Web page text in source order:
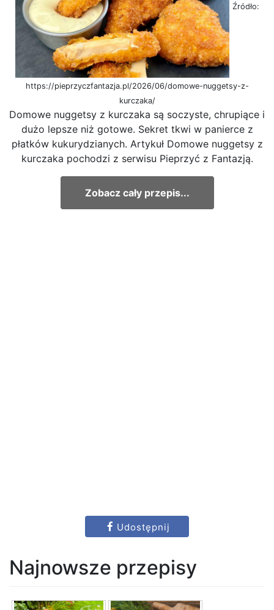
Źródło:
https://pieprzyczfantazja.pl/2026/06/domowe-nuggetsy-z-
kurczaka/
Domowe nuggetsy z kurczaka są soczyste, chrupiące i
dużo lepsze niż gotowe. Sekret tkwi w panierce z
płatków kukurydzianych. Artykuł Domowe nuggetsy z
kurczaka pochodzi z serwisu Pieprzyć z Fantazją.
Zobacz cały przepis...
Udostępnij
Najnowsze przepisy